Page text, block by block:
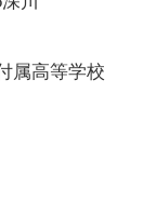
属高等学校